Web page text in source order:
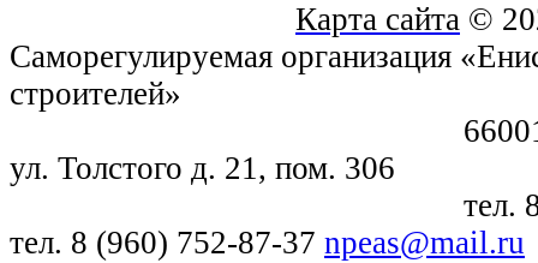
Карта сайта ©
Саморегулируемая организация
строителей»
660018, г.
ул. Толстого д. 21, пом. 306
тел. 8 (391)
тел. 8 (960) 752-87-37 npeas@mail.ru